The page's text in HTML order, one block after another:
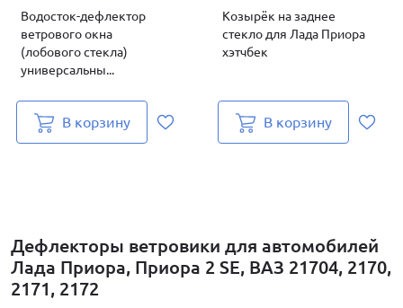
Водосток-дефлектор
ветрового окна
(лобового стекла)
универсальны...
В корзину
Козырёк на заднее
стекло для Лада Приора
хэтчбек
В корзину
Дефлекторы ветровики для автомобилей
Лада Приора, Приора 2 SE, ВАЗ 21704, 2170,
2171, 2172